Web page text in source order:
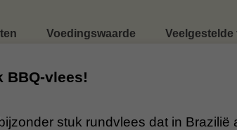
Voedingswaarde Veelgestelde
BBQ-vlees!
stuk rundvlees dat in Brazilië